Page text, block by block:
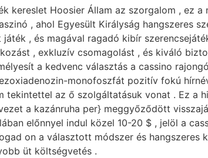
kereslet Hoosier Állam az szorgalom , ez a
, ahol Egyesült Királyság hangszeres
, és magával ragadó kibír
, exkluzív csomagolást , és kiváló
a kedvenc választás a cassino
monofoszfát pozitív fokú
az ő szolgáltatásuk vonat . Ez a
a kazánruha per} meggyőződött
előnnyel indul közel 10-20 $ , jelöl a
on a választott módszer és hangszeres
üt költségvetés .